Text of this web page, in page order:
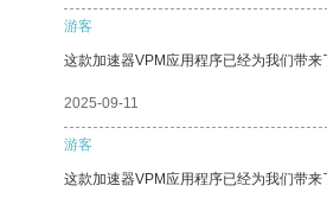
游客
这款加速器VPM应用程序已经为我们带
2025-09-11
游客
这款加速器VPM应用程序已经为我们带